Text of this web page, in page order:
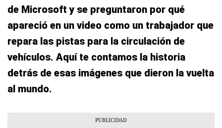
de Microsoft y se preguntaron por qué
apareció en un video como un trabajador que
repara las pistas para la circulación de
vehículos. Aquí te contamos la historia
detrás de esas imágenes que dieron la vuelta
al mundo.